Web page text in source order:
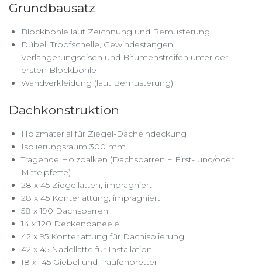
Grundbausatz
Blockbohle laut Zeichnung und Bemusterung
Dübel, Tropfschelle, Gewindestangen,
Verlängerungseisen und Bitumenstreifen unter der
ersten Blockbohle
Wandverkleidung (laut Bemusterung)
Dachkonstruktion
Holzmaterial für Ziegel-Dacheindeckung
Isolierungsraum 300 mm
Tragende Holzbalken (Dachsparren + First- und/oder
Mittelpfette)
28 x 45 Ziegellatten, imprägniert
28 x 45 Konterlattung, imprägniert
58 x 190 Dachsparren
14 x 120 Deckenpaneele
42 x 95 Konterlattung für Dachisolierung
42 x 45 Nadellatte für Installation
18 x 145 Giebel und Traufenbretter